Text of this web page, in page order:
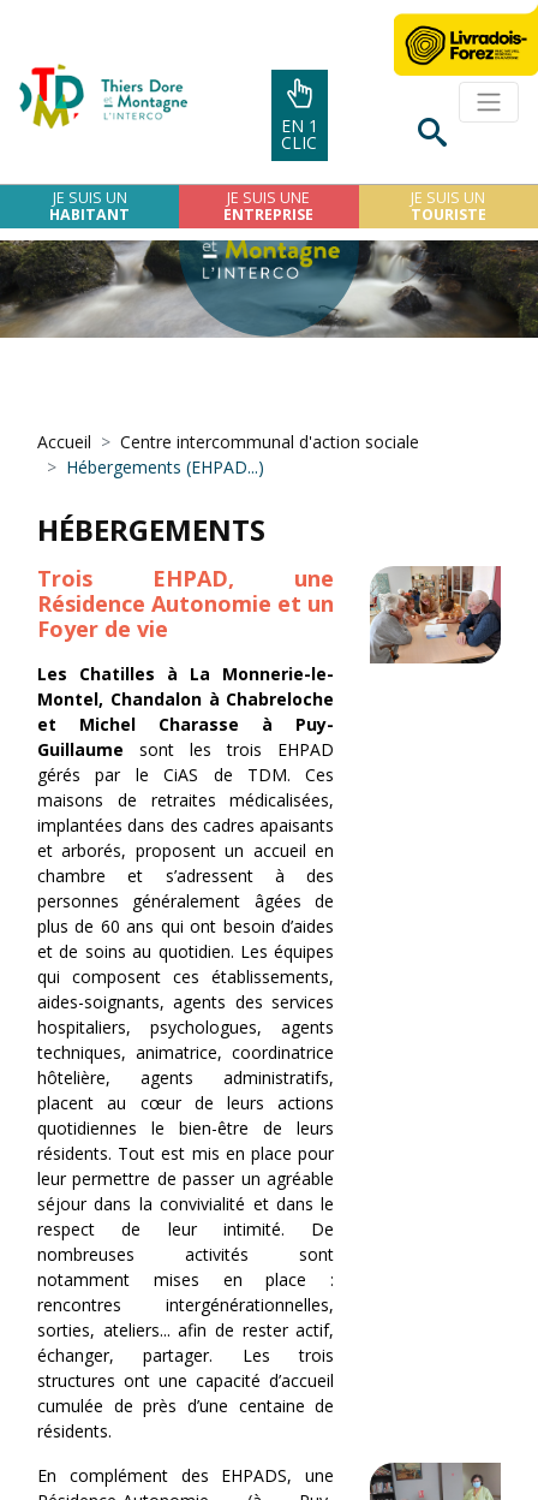
EN 1
CLIC
JE SUIS UN
HABITANT
JE SUIS UNE
ENTREPRISE
JE SUIS UN
TOURISTE
Accueil
Centre intercommunal d'action sociale
Hébergements (EHPAD...)
HÉBERGEMENTS
Trois EHPAD, une
Résidence Autonomie et un
Foyer de vie
Les Chatilles à La Monnerie-le-
Montel, Chandalon à Chabreloche
et Michel Charasse à Puy-
Guillaumesont les trois EHPAD
gérés par le CiAS de TDM.
Ces
maisons de retraites médicalisées,
implantées dans des cadres apaisants
et arborés, proposent un accueil en
chambre et s’adressent à des
personnes généralement âgées de
plus de 60 ans qui ont besoin d’aides
et de soins au quotidien. Les équipes
qui composent ces établissements,
aides-soignants, agents des services
hospitaliers, psychologues, agents
techniques, animatrice, coordinatrice
hôtelière, agents administratifs,
placent au cœur de leurs actions
quotidiennes le bien-être de leurs
résidents. Tout est mis en place pour
leur permettre de passer un agréable
séjour dans la convivialité et dans le
respect de leur intimité. De
nombreuses activités sont
notamment mises en place :
rencontres intergénérationnelles,
sorties, ateliers... afin de rester actif,
échanger, partager. Les trois
structures ont une capacité d’accueil
cumulée de près d’une centaine de
résidents.
En complément des EHPADS, une